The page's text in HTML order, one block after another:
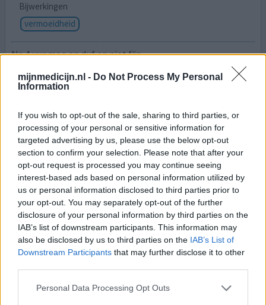
mijnmedicijn.nl - Do Not Process My Personal
Information
If you wish to opt-out of the sale, sharing to third parties, or
processing of your personal or sensitive information for
targeted advertising by us, please use the below opt-out
section to confirm your selection. Please note that after your
opt-out request is processed you may continue seeing
interest-based ads based on personal information utilized by
us or personal information disclosed to third parties prior to
your opt-out. You may separately opt-out of the further
disclosure of your personal information by third parties on the
IAB’s list of downstream participants. This information may
also be disclosed by us to third parties on the IAB’s List of
Downstream Participants that may further disclose it to other
Personal Data Processing Opt Outs
Bijwerkingen
vermoeidheid
Na 4 uur moe en duf en niet fijn
geef mening 0 reacties
Concerta
07-10-2025 | Man | 40
methylfenidaat (27mg)
ADHD
Effectiviteit
Hoeveelheid bijwerkingen
Bijwerkingen
gebrek aan energie
moeite met slapen
traagheid
concentratieproblemen
vermoeidheid droge ogen
Lang verhaal kort: Man, 40, ADHD-I (ADD) vastgesteld op